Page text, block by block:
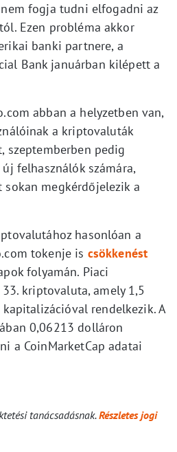
fogja tudni elfogadni az
Ezen probléma akkor
banki partnere, a
Bank januárban kilépett a
abban a helyzetben van,
a kriptovaluták
szeptemberben pedig
felhasználók számára,
megkérdőjelezik a
hasonlóan a
tokenje is csökkenést
folyamán. Piaci
kriptovaluta, amely 1,5
rendelkezik. A
0,06213 dolláron
a CoinMarketCap adatai
tanácsadásnak.Részletes jogi